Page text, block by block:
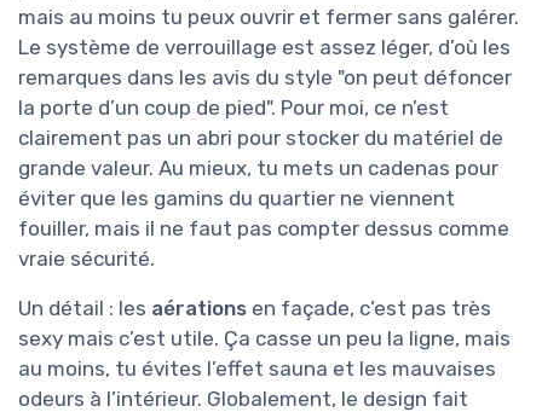
mais au moins tu peux ouvrir et fermer sans galérer.
Le système de verrouillage est assez léger, d’où les
remarques dans les avis du style "on peut défoncer
la porte d’un coup de pied". Pour moi, ce n’est
clairement pas un abri pour stocker du matériel de
grande valeur. Au mieux, tu mets un cadenas pour
éviter que les gamins du quartier ne viennent
fouiller, mais il ne faut pas compter dessus comme
vraie sécurité.
Un détail : les aérations en façade, c’est pas très
sexy mais c’est utile. Ça casse un peu la ligne, mais
au moins, tu évites l’effet sauna et les mauvaises
odeurs à l’intérieur. Globalement, le design fait